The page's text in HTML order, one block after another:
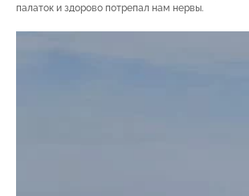
палаток и здорово потрепал нам нервы.